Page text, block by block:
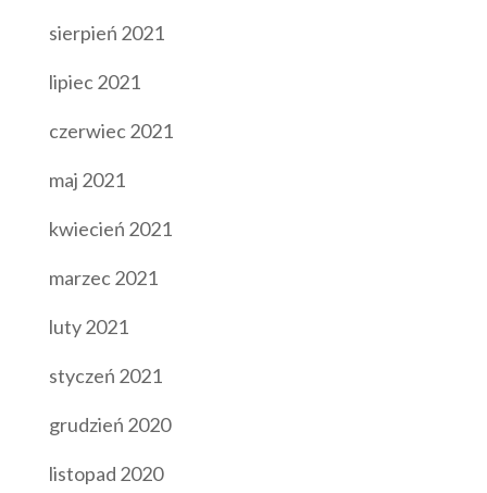
sierpień 2021
lipiec 2021
czerwiec 2021
maj 2021
kwiecień 2021
marzec 2021
luty 2021
styczeń 2021
grudzień 2020
listopad 2020